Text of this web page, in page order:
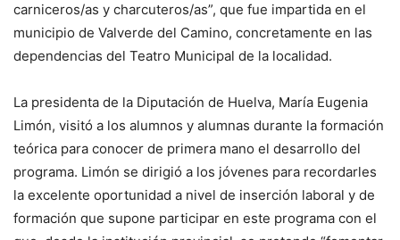
carniceros/as y charcuteros/as”, que fue impartida en el
municipio de Valverde del Camino, concretamente en las
dependencias del Teatro Municipal de la localidad.
La presidenta de la Diputación de Huelva, María Eugenia
Limón, visitó a los alumnos y alumnas durante la formación
teórica para conocer de primera mano el desarrollo del
programa. Limón se dirigió a los jóvenes para recordarles
la excelente oportunidad a nivel de inserción laboral y de
formación que supone participar en este programa con el